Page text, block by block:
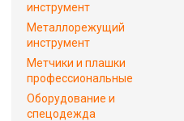
инструмент
Металлорежущий
инструмент
Метчики и плашки
профессиональные
Оборудование и
спецодежда